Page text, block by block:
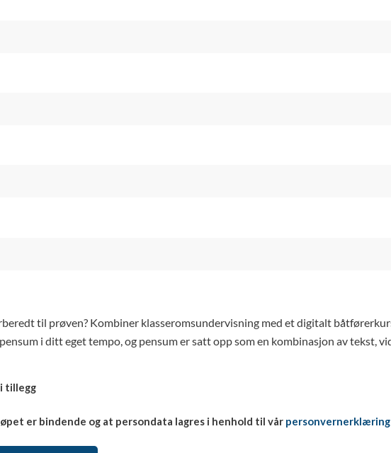
til prøven? Kombiner klasseromsundervisning med et digitalt
i ditt eget tempo, og pensum er satt opp som en kombinasjon av tekst,
tillegg
er bindende og at persondata lagres i henhold til vår personvernerklæring